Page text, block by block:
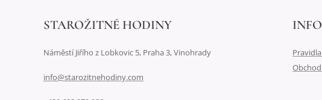
STAROŽITNÉ HODINY
Náměstí Jiřího z Lobkovic 5, Praha 3, Vinohrady
info@starozitnehodiny.com